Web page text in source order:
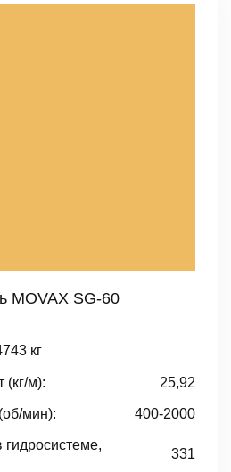
MOVAX SG-60
кг
(кг/м): 25,92
мин): 400-2000
331